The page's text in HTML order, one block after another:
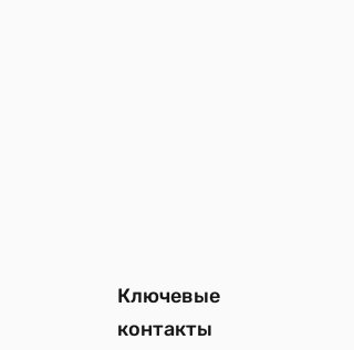
Ключевые
контакты